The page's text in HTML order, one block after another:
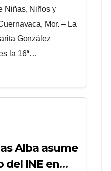
Niñas, Niños y
Mor. – La
González
la 16ª…
Alba asume
del INE en